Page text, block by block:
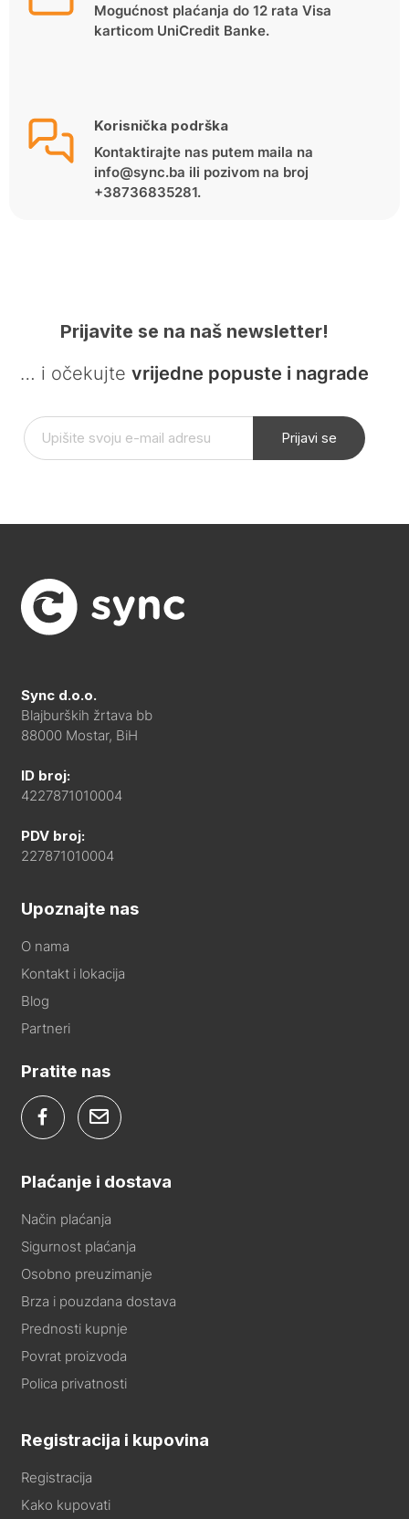
Mogućnost plaćanja do 12 rata Visa
karticom UniCredit Banke.
Korisnička podrška
Kontaktirajte nas putem maila na
info@sync.ba ili pozivom na broj
+38736835281.
Prijavite se na naš newsletter!
… i očekujte vrijedne popuste i nagrade
Prijavi se
Sync d.o.o.
Blajburških žrtava bb
88000 Mostar, BiH
ID broj:
4227871010004
PDV broj:
227871010004
Upoznajte nas
O nama
Kontakt i lokacija
Blog
Partneri
Pratite nas
Plaćanje i dostava
Način plaćanja
Sigurnost plaćanja
Osobno preuzimanje
Brza i pouzdana dostava
Prednosti kupnje
Povrat proizvoda
Polica privatnosti
Registracija i kupovina
Registracija
Kako kupovati